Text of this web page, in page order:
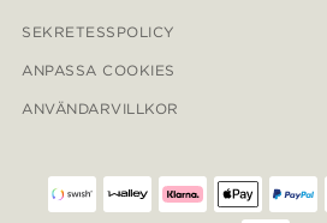
SEKRETESSPOLICY
ANPASSA COOKIES
ANVÄNDARVILLKOR